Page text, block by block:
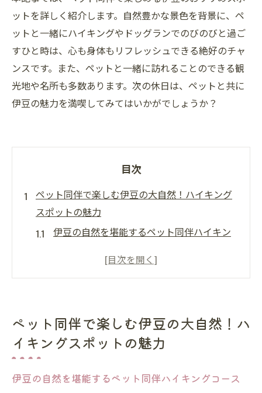
ットを詳しく紹介します。自然豊かな景色を背景に、ペ
ットと一緒にハイキングやドッグランでのびのびと過ご
すひと時は、心も身体もリフレッシュできる絶好のチャ
ンスです。また、ペットと一緒に訪れることのできる観
光地や名所も多数あります。次の休日は、ペットと共に
伊豆の魅力を満喫してみてはいかがでしょうか？
目次
ペット同伴で楽しむ伊豆の大自然！ハイキング
スポットの魅力
伊豆の自然を堪能するペット同伴ハイキン
四季折々の風景を楽しむ伊豆のおすすめル
ペットと一緒に自然観察を楽しむポイント
安全に楽しむためのハイキング準備ガイド
方法
ペット同伴で楽しむ伊豆の大自然！ハ
イキングスポットの魅力
伊豆の自然を堪能するペット同伴ハイキングコース